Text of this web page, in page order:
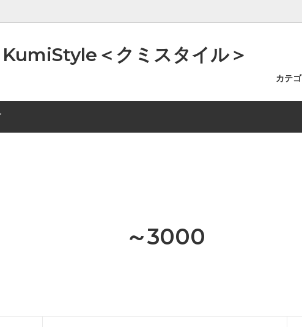
＜クミスタイル＞
カテ
すスタイルSTYLE（美容オイルなど）
3000
イルのツボ
～3000